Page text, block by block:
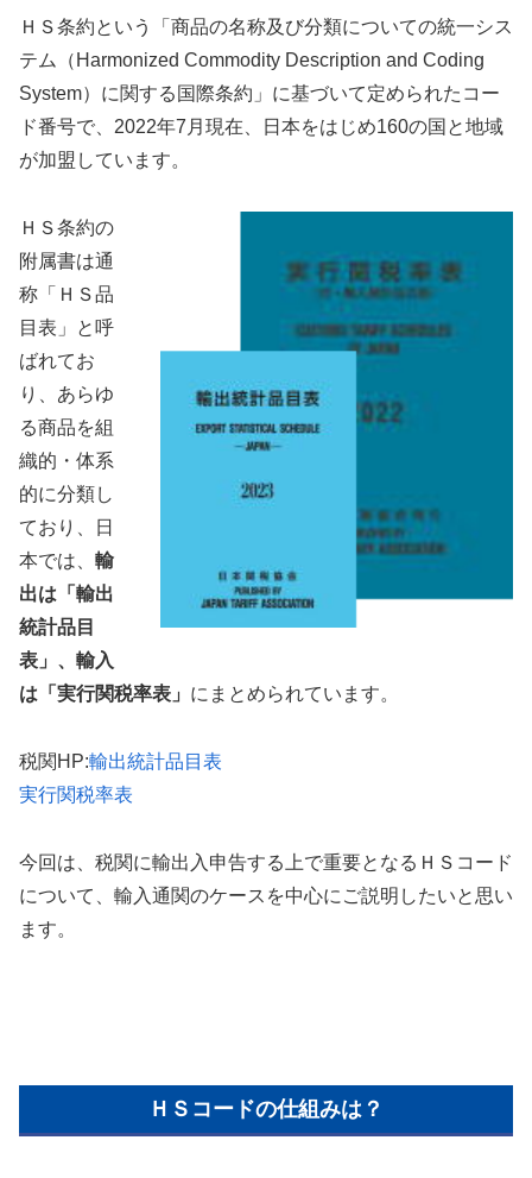
ＨＳ条約という「商品の名称及び分類についての統一シス
テム（Harmonized Commodity Description and Coding
System）に関する国際条約」に基づいて定められたコー
ド番号で、2022年7月現在、日本をはじめ160の国と地域
が加盟しています。
ＨＳ条約の
附属書は通
称「ＨＳ品
目表」と呼
ばれてお
り、あらゆ
る商品を組
織的・体系
的に分類し
ており、日
本では、 輸
出は「輸出
統計品目
表」、輸入
は「実行関税率表」 にまとめられています。
税関HP:輸出統計品目表
実行関税率表
今回は、税関に輸出入申告する上で重要となるＨＳコード
について、輸入通関のケースを中心にご説明したいと思い
ます。
ＨＳコードの仕組みは？